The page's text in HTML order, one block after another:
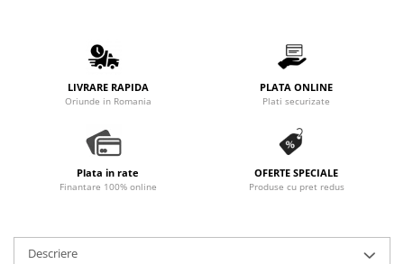
PortafiltreLIVRARE RAPIDA
Oriunde in Romania
PLATA ONLINE
Plati securizate
Plata in rate
Finantare 100% online
OFERTE SPECIALE
Produse cu pret redus
Descriere